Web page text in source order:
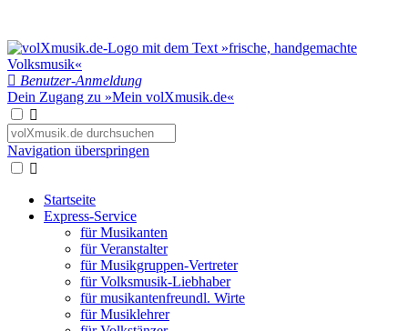
Benutzer-Anmeldung
Dein Zugang zu »Mein volXmusik.de«
Navigation überspringen
Startseite
Express-Service
für Musikanten
für Veranstalter
für Musikgruppen-Vertreter
für Volksmusik-Liebhaber
für musikantenfreundl. Wirte
für Musiklehrer